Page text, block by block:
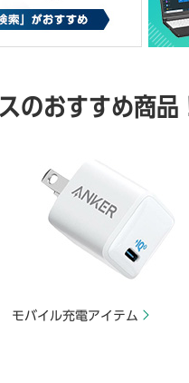
のおすすめ商品
モバイル充電アイテム